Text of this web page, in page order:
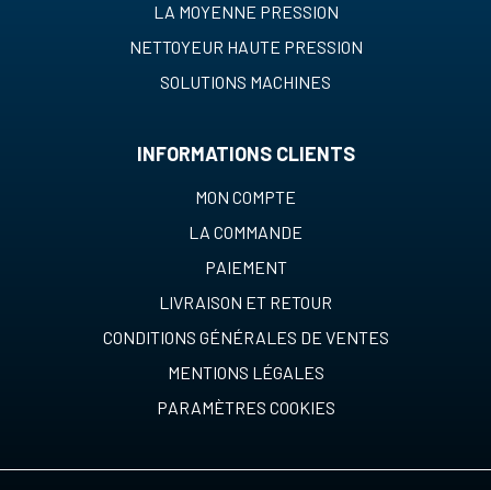
LA MOYENNE PRESSION
NETTOYEUR HAUTE PRESSION
SOLUTIONS MACHINES
INFORMATIONS CLIENTS
MON COMPTE
LA COMMANDE
PAIEMENT
LIVRAISON ET RETOUR
CONDITIONS GÉNÉRALES DE VENTES
MENTIONS LÉGALES
PARAMÈTRES COOKIES